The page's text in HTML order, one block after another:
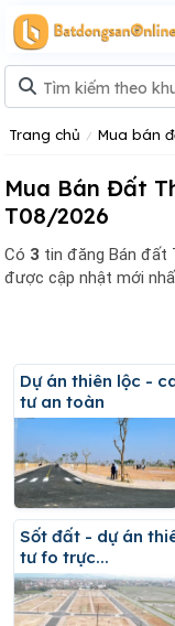
Trang chủ Mua bán
Mua Bán Đất
T08/2026
Có 3 tin đăng Bán đất
được cập nhật mới
Dự án thiên lộc - can lộc, giá tận gốc. sổ chính chủ, đầu
tư an toàn
Sốt đất - dự án thiên lộc - nhận đặt chỗ ưu tiên - giá đầu
tư fo trực...